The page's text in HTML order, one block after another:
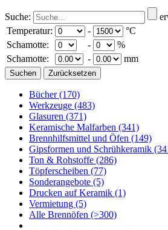
Suche:
Temperatur:
-
°C
Schamotte:
-
%
Schamotte:
- mm
Bücher(170)
Werkzeuge (483)
Glasuren (371)
Keramische Malfarben (341)
Brennhilfsmittel und Öfen (149)
Gipsformen und Schrühkeramik
Ton & Rohstoffe (286)
Töpferscheiben (77)
Sonderangebote (5)
Drucken auf Keramik (1)
Vermietung (5)
Alle Brennöfen (>300)